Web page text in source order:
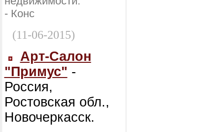
- Конс
(11-06-2015)
Арт-Салон
"Примус" -
Россия,
Ростовская обл.,
Новочеркасск.